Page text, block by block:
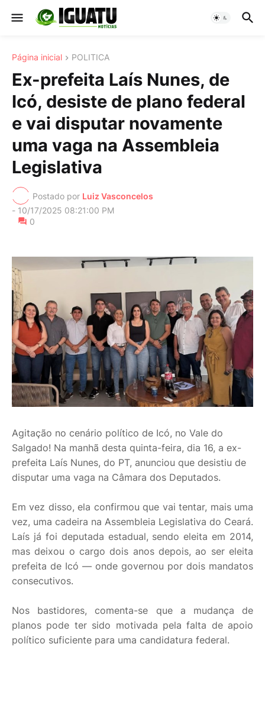
Página inicial POLITICA
Ex-prefeita Laís Nunes, de
Icó, desiste de plano federal
e vai disputar novamente
uma vaga na Assembleia
Legislativa
Postado por Luiz Vasconcelos
- 10/17/2025 08:21:00 PM
0
Agitação no cenário político de Icó, no Vale do
Salgado! Na manhã desta quinta-feira, dia 16, a ex-
prefeita Laís Nunes, do PT, anunciou que desistiu de
disputar uma vaga na Câmara dos Deputados.
Em vez disso, ela confirmou que vai tentar, mais uma
vez, uma cadeira na Assembleia Legislativa do Ceará.
Laís já foi deputada estadual, sendo eleita em 2014,
mas deixou o cargo dois anos depois, ao ser eleita
prefeita de Icó — onde governou por dois mandatos
consecutivos.
Nos bastidores, comenta-se que a mudança de
planos pode ter sido motivada pela falta de apoio
político suficiente para uma candidatura federal.